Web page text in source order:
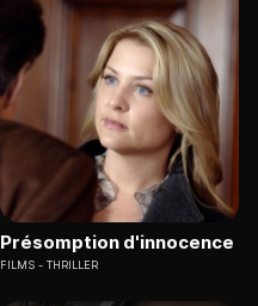
Présomption d'innocence
FILMS THRILLER